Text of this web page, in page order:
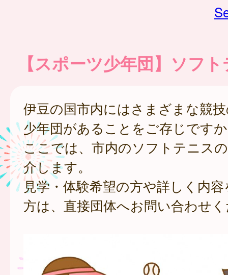
【スポーツ少年団】ソフ
伊豆の国市内にはさまざまな競
少年団があることをご存じです
ここでは、市内のソフトテニス
介します。
見学・体験希望の方や詳しく内
方は、直接団体へお問い合わせ